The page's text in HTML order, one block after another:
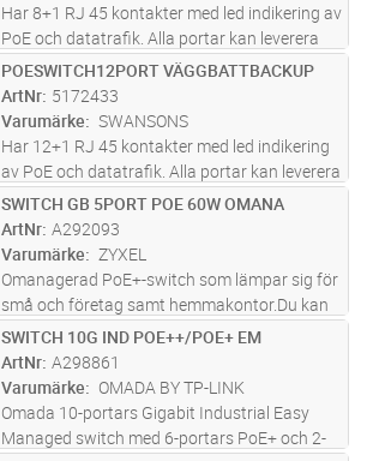
Har 8+1 RJ 45 kontakter med led indikering av
PoE och datatrafik. Alla portar kan leverera
full effekt samtidigt. Är skyddad mot
överbelastning och kortslutning och har
inbyggt skydd mot djupurladdni
ST Lägg i kundvagn
POESWITCH12PORT VÄGGBATTBACKUP
ArtNr 5172433
Varumärke
SWANSONS
Har 12+1 RJ 45 kontakter med led indikering
av PoE och datatrafik. Alla portar kan leverera
full effekt samtidigt. Är skyddad mot
överbelastning och kortslutning och har
inbyggt skydd mot djupurladdn
ST Lägg i kundvagn
SWITCH GB 5PORT POE 60W OMANA
ArtNr A292093
Varumärke
ZYXEL
Omanagerad PoE+-switch som lämpar sig för
små och företag samt hemmakontor.Du kan
enkelt skapa ett stabilt nätverk som använder
IP-kameror, VoIP-telefonsystem eller trådlösa
åtkomstpunkter utan krån...läs mer
ST Lägg i kundvagn
SWITCH 10G IND POE++/POE+ EM
ArtNr A298861
Varumärke
OMADA BY TP-LINK
Omada 10-portars Gigabit Industrial Easy
Managed switch med 6-portars PoE+ och 2-